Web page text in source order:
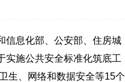
信息化部、公安部、住房城
实施公共安全标准化筑底工
生、网络和数据安全等15个